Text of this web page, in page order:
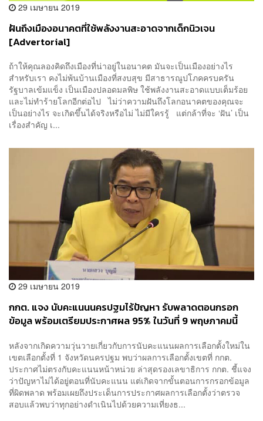
29 เมษายน 2019
ฝันถึงเมืองอนาคตที่ใช้พลังงานสะอาดจากเด็กนิวเจน
[Advertorial]
ถ้าให้คุณลองคิดถึงเมืองที่น่าอยู่ในอนาคต มันจะเป็นเมืองอย่างไร
สำหรับเรา คงไม่พ้นบ้านเมืองที่สงบสุข มีสาธารณูปโภคครบครัน
รัฐบาลเข้มแข็ง เป็นเมืองปลอดมลพิษ ใช้พลังงานสะอาดแบบเต็มร้อย
และไม่ทำร้ายโลกอีกต่อไป ไม่ว่าความฝันถึงโลกอนาคตของคุณจะ
เป็นอย่างไร จะเกิดขึ้นได้จริงหรือไม่ ไม่มีใครรู้ แต่กล้าที่จะ ‘ฝัน’ เป็น
เรื่องสำคัญ เ...
29 เมษายน 2019
กกต. แจง นับคะแนนนครปฐมไร้ปัญหา รับพลาดตอนกรอก
ข้อมูล พร้อมเตรียมประกาศผล 95% ในวันที่ 9 พฤษภาคมนี้
หลังจากเกิดความวุ่นวายเกี่ยวกับการนับคะแนนผลการเลือกตั้งใหม่ใน
เขตเลือกตั้งที่ 1 จังหวัดนครปฐม พบว่าผลการเลือกตั้งเขตที่ กกต.
ประกาศไม่ตรงกับคะแนนหน้าหน่วย ล่าสุดรองเลขาธิการ กกต. ชี้แจง
ว่าปัญหาไม่ได้อยู่ตอนที่นับคะแนน แต่เกิดจากขั้นตอนการกรอกข้อมูล
ที่ผิดพลาด พร้อมเผยถึงประเด็นการประกาศผลการเลือกตั้งว่าตรวจ
สอบแล้วพบว่าทุกอย่างดำเนินไปด้วยความเที่ยงธ...